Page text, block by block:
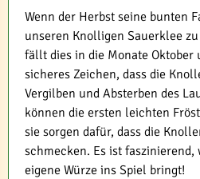
Wenn der Herbst seine bunten
unseren Knolligen Sauerklee
fällt dies in die Monate Oktober
sicheres Zeichen, dass die
Vergilben und Absterben des
können die ersten leichten
sie sorgen dafür, dass die
schmecken. Es ist
eigene Würze ins Spiel bringt!